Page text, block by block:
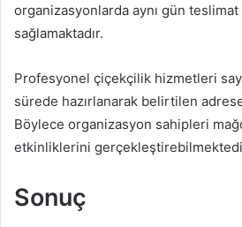
organizasyonlarda aynı gün
sağlamaktadır.
Profesyonel çiçekçilik hizmetleri
sürede hazırlanarak belirtilen adrese
Böylece organizasyon sahipleri
etkinliklerini
Sonuç